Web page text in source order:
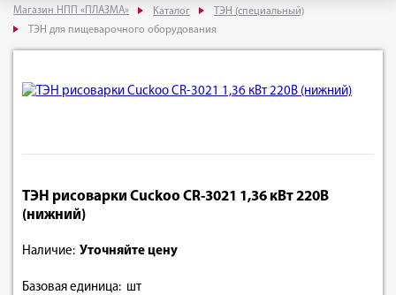
Магазин НПП «ПЛАЗМА» Каталог
ТЭН (специальный)
ТЭН для пищеварочного оборудования
ТЭН рисоварки Cuckoo CR-3021 1,36 кВт 220В
(нижний)
Наличие: Уточняйте цену
Базовая единица: шт